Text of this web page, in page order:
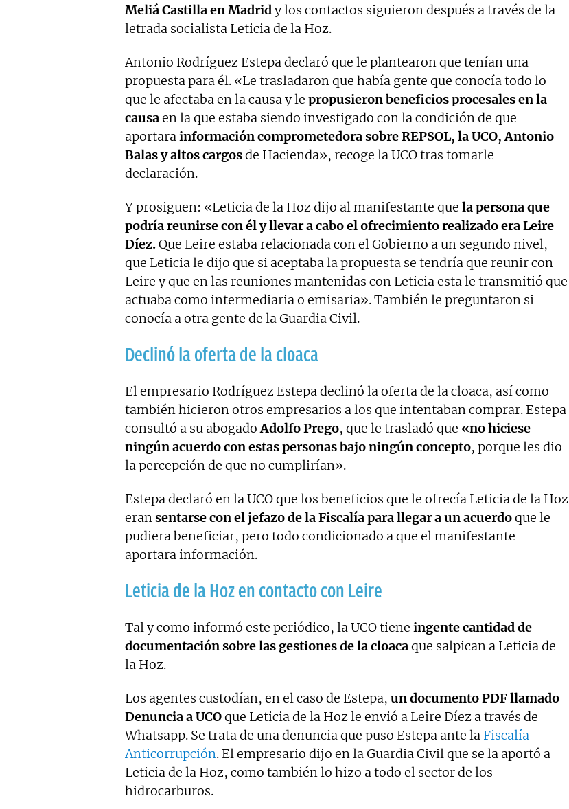
Meliá Castilla en Madridy los contactos siguieron después a través de la
letrada socialista Leticia de la Hoz.
Antonio Rodríguez Estepa declaró que le plantearon que tenían una
propuesta para él. «Le trasladaron que había gente que conocía todo lo
que le afectaba en la causa y le propusieron beneficios procesales en la
causaen la que estaba siendo investigado con la condición de que
aportarainformación comprometedora sobre REPSOL, la UCO, Antonio
Balas y altos cargosde Hacienda», recoge la UCO tras tomarle
declaración.
Y prosiguen: «Leticia de la Hoz dijo al manifestante que la persona que
podría reunirse con él y llevar a cabo el ofrecimiento realizado era Leire
Díez.Que Leire estaba relacionada con el Gobierno a un segundo nivel,
que Leticia le dijo que si aceptaba la propuesta se tendría que reunir con
Leire y que en las reuniones mantenidas con Leticia esta le transmitió que
actuaba como intermediaria o emisaria». También le preguntaron si
conocía a otra gente de la Guardia Civil.
Declinó la oferta de la cloaca
El empresario Rodríguez Estepa declinó la oferta de la cloaca, así como
también hicieron otros empresarios a los que intentaban comprar. Estepa
consultó a su abogadoAdolfo Prego, que le trasladó que «no hiciese
ningún acuerdo con estas personas bajo ningún concepto, porque les dio
la percepción de que no cumplirían».
Estepa declaró en la UCO que los beneficios que le ofrecía Leticia de la Hoz
eransentarse con el jefazo de la Fiscalía para llegar a un acuerdoque le
pudiera beneficiar, pero todo condicionado a que el manifestante
aportara información.
Leticia de la Hoz en contacto con Leire
Tal y como informó este periódico, la UCO tiene ingente cantidad de
documentación sobre las gestiones de la cloacaque salpican a Leticia de
la Hoz.
Los agentes custodían, en el caso de Estepa, un documento PDF llamado
Denuncia a UCOque Leticia de la Hoz le envió a Leire Díez a través de
Whatsapp. Se trata de una denuncia que puso Estepa ante laFiscalía
Anticorrupción. El empresario dijo en la Guardia Civil que se la aportó a
Leticia de la Hoz, como también lo hizo a todo el sector de los
hidrocarburos.